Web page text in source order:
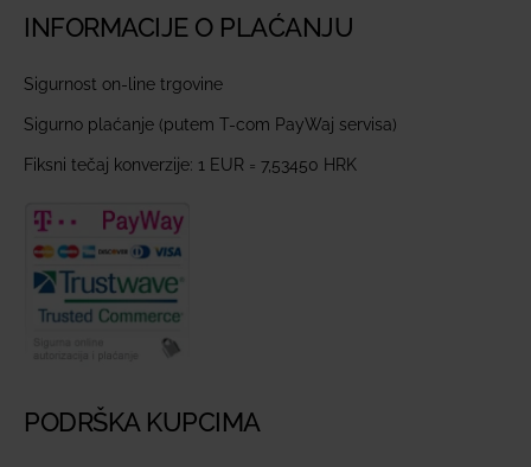
INFORMACIJE O PLAĆANJU
Sigurnost on-line trgovine
Sigurno plaćanje (putem T-com PayWaj servisa)
Fiksni tečaj konverzije: 1 EUR = 7,53450 HRK
PODRŠKA KUPCIMA